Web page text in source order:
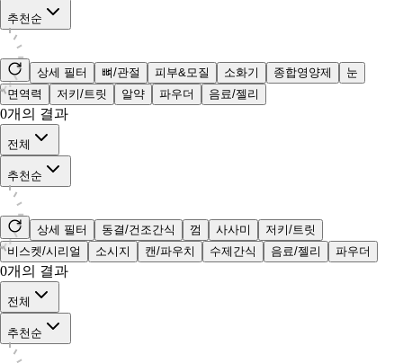
추천순
상세 필터 뼈/관절 피부&모질 소화기 종합영양제
눈
면역력
저키/트릿 알약 파우더 음료/젤리
0개의 결과
전체
추천순
상세 필터 동결/건조간식 껌 사사미
저키/트릿
비스켓/시리얼
소시지 캔/파우치 수제간식 음료/젤리 파우더
0개의 결과
전체
추천순